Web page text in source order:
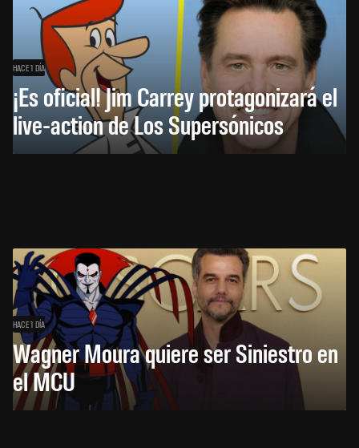
HACE 1 DÍA
¡Es oficial! Jim Carrey protagonizará el
live-action de Los Supersónicos
HACE 1 DÍA
Wagner Moura quiere ser Siniestro en
el MCU